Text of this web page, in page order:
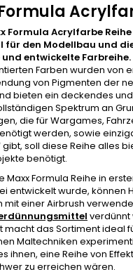
Formula Acrylfarbe
für den Modellbau und
entwickelte Farbreihe.
Farben wurden von
von Pigmenten der
bieten ein deckendes
Spektrum an
die für Wargames,
werden, sowie
gibt, soll diese Reihe alles
benötigt.
Maxx Formula Reihe in
entwickelt wurde, können
mit einer Airbrush
verdünnt
macht das Sortiment ideal
Maltechniken
ihnen, eine Reihe von
zu erreichen wären.